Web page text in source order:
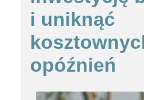
i uniknąć
opóźnień